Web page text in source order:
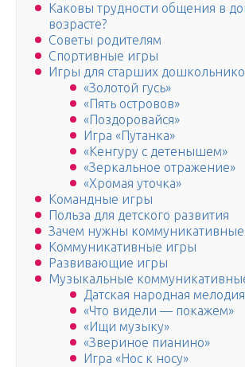
Каковы трудности общения в
возрасте?
Советы родителям
Спортивные игры
Игры для старших
«Золотой гусь»
«Пять островов»
«Поздоровайся»
Игра «Путанка»
«Кенгуру с детенышем»
«Зеркальное отражение»
«Хромая уточка»
Командные игры
Польза для детского развития
Зачем нужны
Коммуникативные игры
Развивающие игры
Музыкальные
Датская народная мелодия
«Что видели — покажем»
«Ищи музыку»
«Звериное пианино»
Игра «Нос к носу»